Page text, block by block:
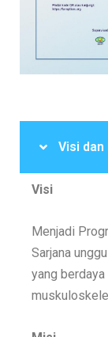
Visi dan
Visi
Menjadi
Sarjana
yang berdaya